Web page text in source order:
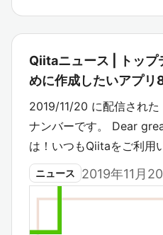
Qiitaニュース | トップ
めに作成したいアプリ
2019/11/20 に配信され
ナンバーです。 Dear
は！いつもQiitaをご利用
ニュース 2019年11月